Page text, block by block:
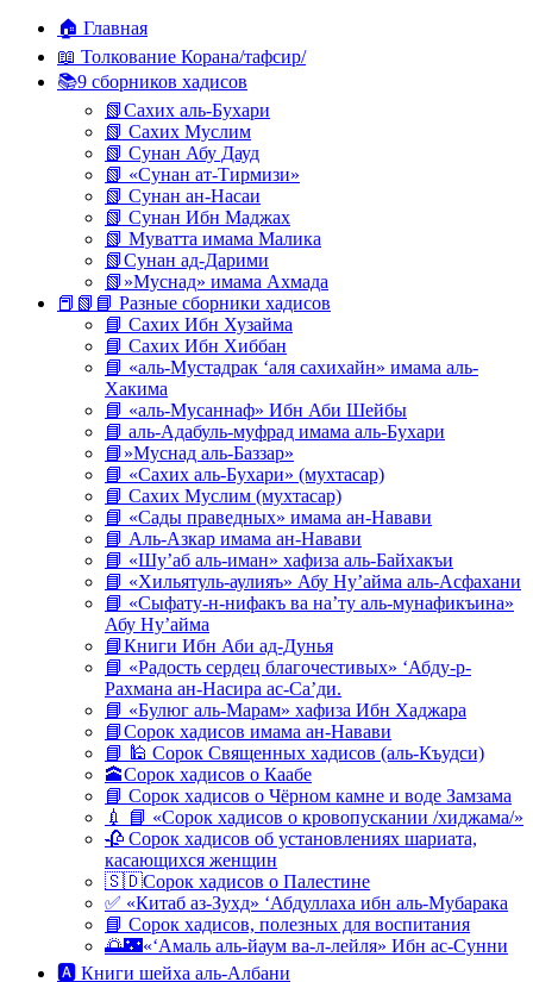
содержимому
🏠 Главная
📖 Толкование Корана/тафсир/
📚9 сборников хадисов
📗Сахих аль-Бухари
📗 Сахих Муслим
📗 Сунан Абу Дауд
📗 «Сунан ат-Тирмизи»
📗 Сунан ан-Насаи
📗 Сунан Ибн Маджах
📗 Муватта имама Малика
📗Сунан ад-Дарими
📗»Муснад» имама Ахмада
📕📗📘 Разные сборники хадисов
📘 Сахих Ибн Хузайма
📘 Сахих Ибн Хиббан
📘 «аль-Мустадрак ‘аля сахихайн» имама аль-
Хакима
📘 «аль-Мусаннаф» Ибн Аби Шейбы
📘 аль-Адабуль-муфрад имама аль-Бухари
📘»Муснад аль-Баззар»
📘 «Сахих аль-Бухари» (мухтасар)
📘 Сахих Муслим (мухтасар)
📘 «Сады праведных» имама ан-Навави
📘 Аль-Азкар имама ан-Навави
📘 «Шу’аб аль-иман» хафиза аль-Байхакъи
📘 «Хильятуль-аулияъ» Абу Ну’айма аль-Асфахани
📘 «Сыфату-н-нифакъ ва на’ту аль-мунафикъина»
Абу Ну’айма
📘Книги Ибн Аби ад-Дунья
📘 «Радость сердец благочестивых» ‘Абду-р-
Рахмана ан-Насира ас-Са’ди.
📘 «Булюг аль-Марам» хафиза Ибн Хаджара
📘Сорок хадисов имама ан-Навави
📘 🕌 Сорок Священных хадисов (аль-Къудси)
🕋Сорок хадисов о Каабе
📘 Сорок хадисов о Чёрном камне и воде Замзама
💉 📘 «Сорок хадисов о кровопускании /хиджама/»
🥀 Сорок хадисов об установлениях шариата,
касающихся женщин
🇸🇩Сорок хадисов о Палестине
✅ «Китаб аз-Зухд» ‘Абдуллаха ибн аль-Мубарака
📘 Сорок хадисов, полезных для воспитания
🌅🌃«‘Амаль аль-йаум ва-л-лейля» Ибн ас-Сунни
🅰 Книги шейха аль-Албани